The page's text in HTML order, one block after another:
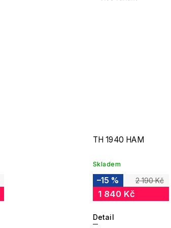
TH 1940 HAM
Skladem
2 190 Kč
–15 %
1 840 Kč
Detail